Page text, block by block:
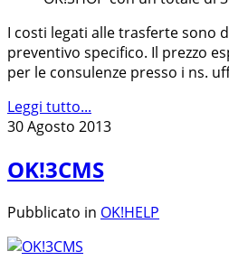
I costi legati alle trasferte sono
preventivo specifico. Il prezzo
per le consulenze presso i ns.
Leggi tutto...
30 Agosto 2013
OK!3CMS
Pubblicato in OK!HELP